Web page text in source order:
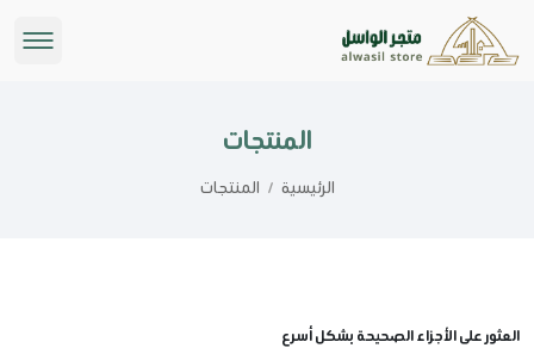
المنتجات
الرئيسية / المنتجات
العثور على الأجزاء الصحيحة بشكل أسرع